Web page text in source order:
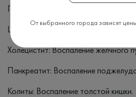
Гепатиты
Цирроз печени
Холецистит: Воспаление желчного
Панкреатит: Воспаление
Колиты: Воспаление толстой кишки.
От выбранного города зависят